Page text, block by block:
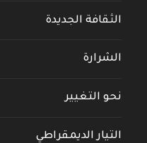
الثقافة الجديدة
الشرارة
نحو التغيير
التيار الديمقراطي